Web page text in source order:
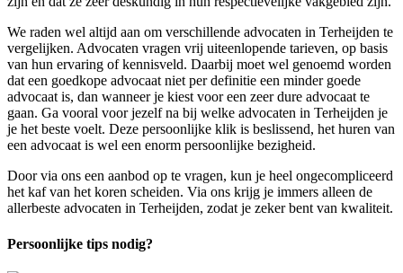
We raden wel altijd aan om verschillende advocaten in Terheijden te
vergelijken. Advocaten vragen vrij uiteenlopende tarieven, op basis
van hun ervaring of kennisveld. Daarbij moet wel genoemd worden
dat een goedkope advocaat niet per definitie een minder goede
advocaat is, dan wanneer je kiest voor een zeer dure advocaat te
gaan. Ga vooral voor jezelf na bij welke advocaten in Terheijden je
je het beste voelt. Deze persoonlijke klik is beslissend, het huren van
een advocaat is wel een enorm persoonlijke bezigheid.
Door via ons een aanbod op te vragen, kun je heel ongecompliceerd
het kaf van het koren scheiden. Via ons krijg je immers alleen de
allerbeste advocaten in Terheijden, zodat je zeker bent van kwaliteit.
Persoonlijke tips nodig?